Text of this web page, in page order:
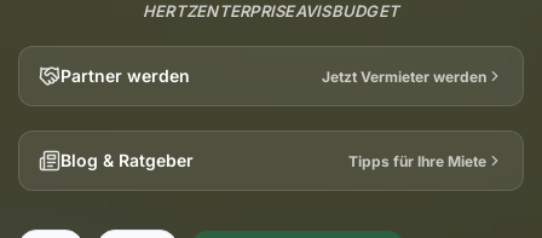
HERTZENTERPRISEAVISBUDGET
Partner werden Jetzt Vermieter werden
Blog & Ratgeber Tipps für Ihre Miete